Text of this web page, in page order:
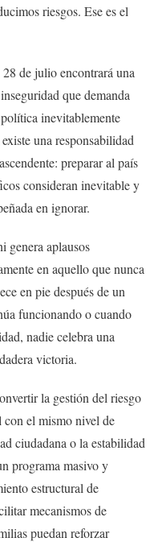
riesgos. Ese es el
de julio encontrará una
que demanda
inevitablemente
una responsabilidad
preparar al país
consideran inevitable y
en ignorar.
genera aplausos
en aquello que nunca
en pie después de un
funcionando o cuando
nadie celebra una
victoria.
la gestión del riesgo
con el mismo nivel de
ciudadana o la estabilidad
programa masivo y
estructural de
mecanismos de
puedan reforzar